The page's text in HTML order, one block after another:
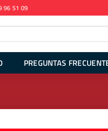
96 51 09
PREGUNTAS